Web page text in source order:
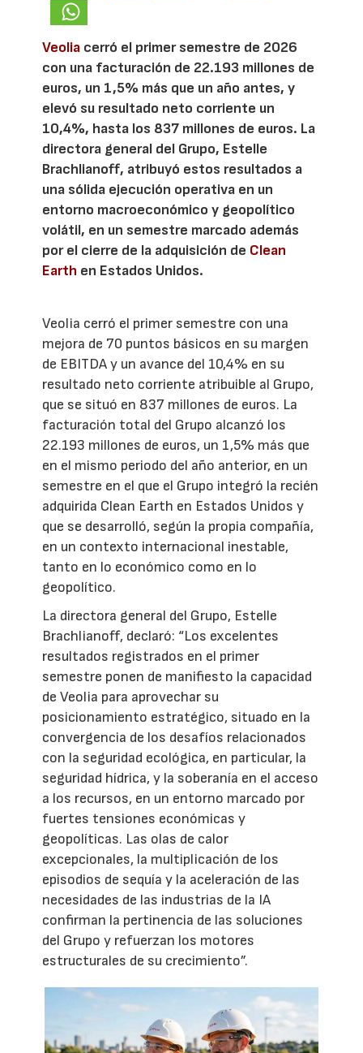
Veolia cerró el primer semestre de 2026
con una facturación de 22.193 millones de
euros, un 1,5% más que un año antes, y
elevó su resultado neto corriente un
10,4%, hasta los 837 millones de euros. La
directora general del Grupo, Estelle
Brachlianoff, atribuyó estos resultados a
una sólida ejecución operativa en un
entorno macroeconómico y geopolítico
volátil, en un semestre marcado además
por el cierre de la adquisición de Clean
Earth en Estados Unidos.
Veolia cerró el primer semestre con una
mejora de 70 puntos básicos en su margen
de EBITDA y un avance del 10,4% en su
resultado neto corriente atribuible al Grupo,
que se situó en 837 millones de euros. La
facturación total del Grupo alcanzó los
22.193 millones de euros, un 1,5% más que
en el mismo periodo del año anterior, en un
semestre en el que el Grupo integró la recién
adquirida Clean Earth en Estados Unidos y
que se desarrolló, según la propia compañía,
en un contexto internacional inestable,
tanto en lo económico como en lo
geopolítico.
La directora general del Grupo, Estelle
Brachlianoff, declaró: “Los excelentes
resultados registrados en el primer
semestre ponen de manifiesto la capacidad
de Veolia para aprovechar su
posicionamiento estratégico, situado en la
convergencia de los desafíos relacionados
con la seguridad ecológica, en particular, la
seguridad hídrica, y la soberanía en el acceso
a los recursos, en un entorno marcado por
fuertes tensiones económicas y
geopolíticas. Las olas de calor
excepcionales, la multiplicación de los
episodios de sequía y la aceleración de las
necesidades de las industrias de la IA
confirman la pertinencia de las soluciones
del Grupo y refuerzan los motores
estructurales de su crecimiento”.